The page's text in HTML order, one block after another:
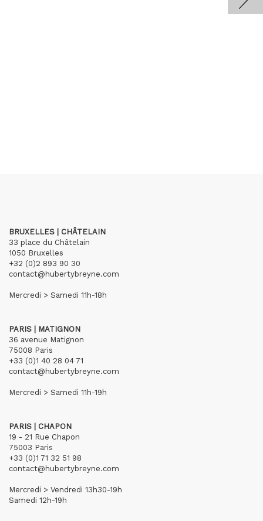
BRUXELLES | CHÂTELAIN
33 place du Châtelain
1050 Bruxelles
+32 (0)2 893 90 30
contact@hubertybreyne.com
Mercredi > Samedi 11h-18h
PARIS | MATIGNON
36 avenue Matignon
75008 Paris
+33 (0)1 40 28 04 71
contact@hubertybreyne.com
Mercredi > Samedi 11h-19h
PARIS | CHAPON
19 - 21 Rue Chapon
75003 Paris
+33 (0)1 71 32 51 98
contact@hubertybreyne.com
Mercredi > Vendredi 13h30-19h
Samedi 12h-19h